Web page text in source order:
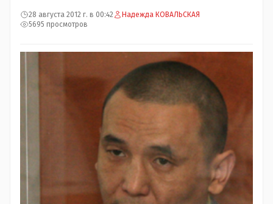
28 августа 2012 г. в 00:42
Надежда КОВАЛЬСКАЯ
5695 просмотров